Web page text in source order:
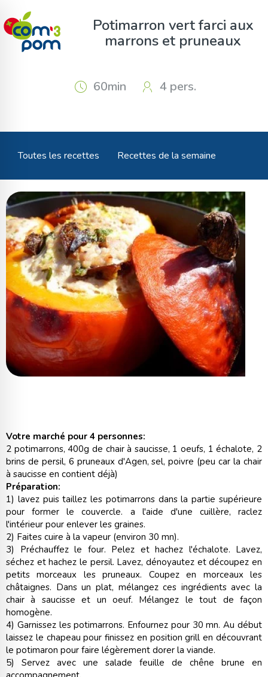
Potimarron vert farci aux
marrons et pruneaux
60min 4 pers.
Toutes les recettes Recettes de la semaine
Votre marché pour 4 personnes:
2 potimarrons, 400g de chair à saucisse, 1 oeufs, 1 échalote, 2
brins de persil, 6 pruneaux d'Agen, sel, poivre (peu car la chair
à saucisse en contient déjà)
Préparation:
1) lavez puis taillez les potimarrons dans la partie supérieure
pour former le couvercle. a l'aide d'une cuillère, raclez
l'intérieur pour enlever les graines.
2) Faites cuire à la vapeur (environ 30 mn).
3) Préchauffez le four. Pelez et hachez l'échalote. Lavez,
séchez et hachez le persil. Lavez, dénoyautez et découpez en
petits morceaux les pruneaux. Coupez en morceaux les
châtaignes. Dans un plat, mélangez ces ingrédients avec la
chair à saucisse et un oeuf. Mélangez le tout de façon
homogène.
4) Garnissez les potimarrons. Enfournez pour 30 mn. Au début
laissez le chapeau pour finissez en position grill en découvrant
le potimaron pour faire légèrement dorer la viande.
5) Servez avec une salade feuille de chêne brune en